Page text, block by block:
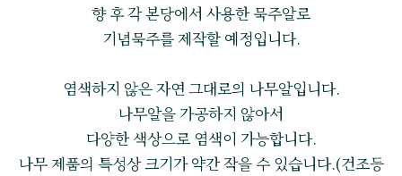
향 후 각 본당에서 사용한 묵주알로
기념묵주를 제작할 예정입니다.
염색하지 않은 자연 그대로의 나무알입니다.
나무알을 가공하지 않아서
다양한 색상으로 염색이 가능합니다.
나무 제품의 특성상 크기가 약간 작을 수 있습니다.(건조등